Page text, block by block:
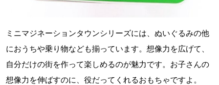
ミニマジネーションタウンシリーズには、ぬいぐるみの他
におうちや乗り物なども揃っています。想像力を広げて、
自分だけの街を作って楽しめるのが魅力です。お子さんの
想像力を伸ばすのに、役だってくれるおもちゃですよ。